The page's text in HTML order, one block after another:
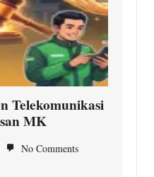
Telekomunikasi
MK
No Comments